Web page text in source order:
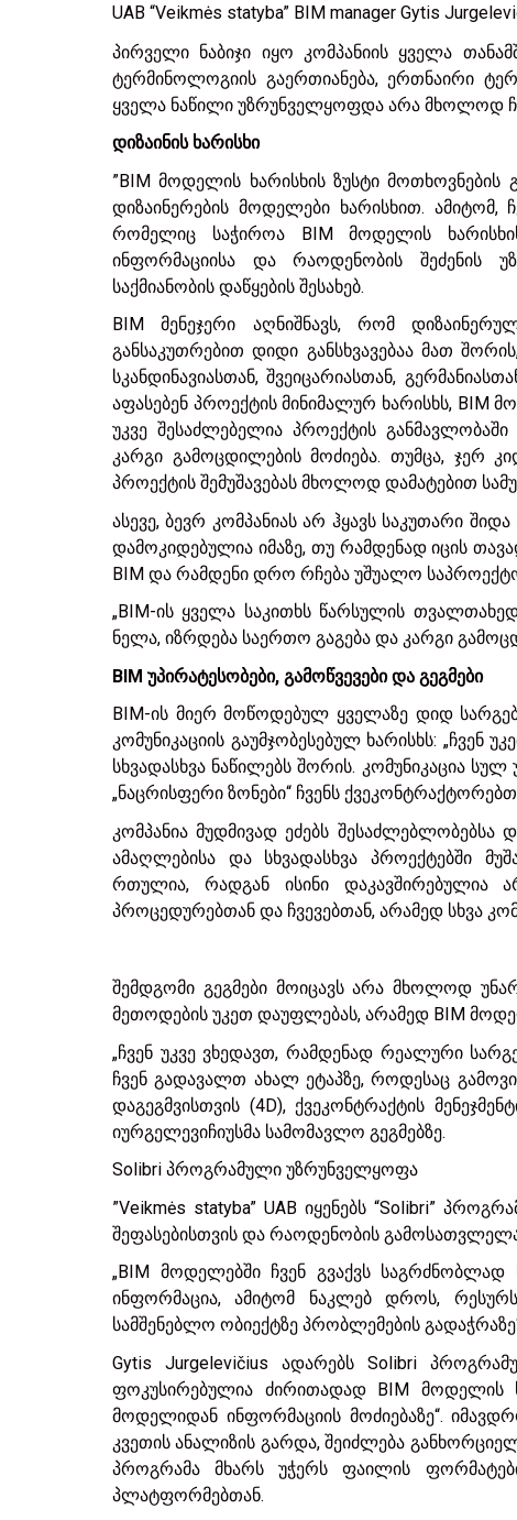
UAB “Veikmės statyba” BIM manager Gytis
პირველი ნაბიჯი იყო კომპანიის ყველა
ტერმინოლოგიის გაერთიანება, ერთნაირი
ყველა ნაწილი უზრუნველყოფდა არა მხოლოდ
დიზაინის ხარისხი
”BIM მოდელის ხარისხის ზუსტი მოთხოვნების
დიზაინერების მოდელები ხარისხით. ამიტომ,
რომელიც საჭიროა BIM მოდელის
ინფორმაციისა და რაოდენობის შეძენის
საქმიანობის დაწყების შესახებ.
BIM მენეჯერი აღნიშნავს, რომ
განსაკუთრებით დიდი განსხვავებაა მათ
სკანდინავიასთან, შვეიცარიასთან,
აფასებენ პროექტის მინიმალურ ხარისხს, BIM
უკვე შესაძლებელია პროექტის
კარგი გამოცდილების მოძიება. თუმცა, ჯერ
პროექტის შემუშავებას მხოლოდ დამატებით
ასევე, ბევრ კომპანიას არ ჰყავს საკუთარი
დამოკიდებულია იმაზე, თუ რამდენად იცის
BIM და რამდენი დრო რჩება უშუალო საპროექტო
„BIM-ის ყველა საკითხს წარსულის
ნელა, იზრდება საერთო გაგება და კარგი
BIM უპირატესობები, გამოწვევები და გეგმები
BIM-ის მიერ მოწოდებულ ყველაზე დიდ
კომუნიკაციის გაუმჯობესებულ ხარისხს:
სხვადასხვა ნაწილებს შორის. კომუნიკაცია
„ნაცრისფერი ზონები“ ჩვენს
კომპანია მუდმივად ეძებს
ამაღლებისა და სხვადასხვა პროექტებში
რთულია, რადგან ისინი დაკავშირებულია
პროცედურებთან და ჩვევებთან, არამედ სხვა
შემდგომი გეგმები მოიცავს არა მხოლოდ
მეთოდების უკეთ დაუფლებას, არამედ BIM
„ჩვენ უკვე ვხედავთ, რამდენად რეალური
ჩვენ გადავალთ ახალ ეტაპზე, როდესაც
დაგეგმვისთვის (4D), ქვეკონტრაქტის
იურგელევიჩიუსმა სამომავლო გეგმებზე.
Solibri პროგრამული უზრუნველყოფა
”Veikmės statyba” UAB იყენებს “Solibri”
შეფასებისთვის და რაოდენობის
„BIM მოდელებში ჩვენ გვაქვს
ინფორმაცია, ამიტომ ნაკლებ დროს,
სამშენებლო ობიექტზე პრობლემების
Gytis Jurgelevičius ადარებს Solibri
ფოკუსირებულია ძირითადად BIM მოდელის
მოდელიდან ინფორმაციის მოძიებაზე“.
კვეთის ანალიზის გარდა, შეიძლება
პროგრამა მხარს უჭერს ფაილის
პლატფორმებთან.